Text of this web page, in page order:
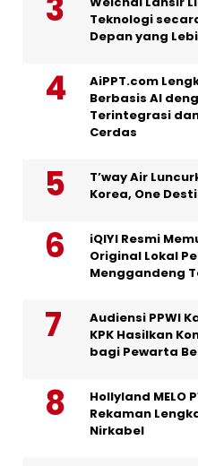
Teknologi
Depan yang
AiPPT.com
Berbasis AI
Terintegrasi
Cerdas
T’way Air
Korea, One
iQIYI Resmi
Original Lokal
Menggandeng
Audiensi PPWI
KPK Hasilkan
bagi Pewarta
Hollyland MELO
Rekaman
Nirkabel